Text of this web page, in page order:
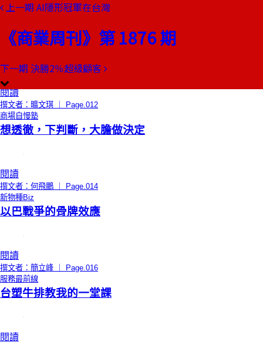
上一期 AI隱形冠軍在台灣
《商業周刊》第 1876 期
下一期 決勝2％超級顧客
本期目錄
編者的話
破圈的威力
閱讀
撰文者：曠文琪 ｜ Page.012
商場自慢塾
想透徹，下判斷，大膽做決定
閱讀
撰文者：何飛鵬 ｜ Page.014
新物種Biz
以巴戰爭的骨牌效應
閱讀
撰文者：簡立峰 ｜ Page.016
服務最前線
台塑牛排教我的一堂課
閱讀